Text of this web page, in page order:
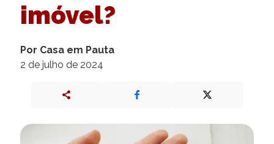
imóvel?
Por Casa em Pauta
2 de julho de 2024